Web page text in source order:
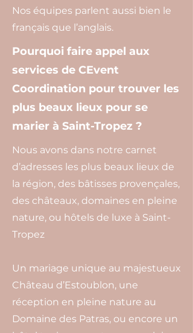
Nos équipes parlent aussi bien le
français que l’anglais.
Pourquoi faire appel aux
services de CEvent
Coordination pour trouver les
plus beaux lieux pour se
marier à Saint-Tropez ?
Nous avons dans notre carnet
d’adresses les plus beaux lieux de
la région, des bâtisses provençales,
des châteaux, domaines en pleine
nature, ou hôtels de luxe à Saint-
Tropez
Un mariage unique au majestueux
Château d’Estoublon, une
réception en pleine nature au
Domaine des Patras, ou encore un